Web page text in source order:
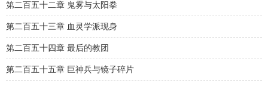
第二百五十二章 鬼雾与太阳拳
第二百五十三章 血灵学派现身
第二百五十四章 最后的教团
第二百五十五章 巨神兵与镜子碎片